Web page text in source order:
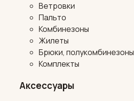
Ветровки
Пальто
Комбинезоны
Жилеты
Брюки, полукомбинезоны
Комплекты
Аксессуары